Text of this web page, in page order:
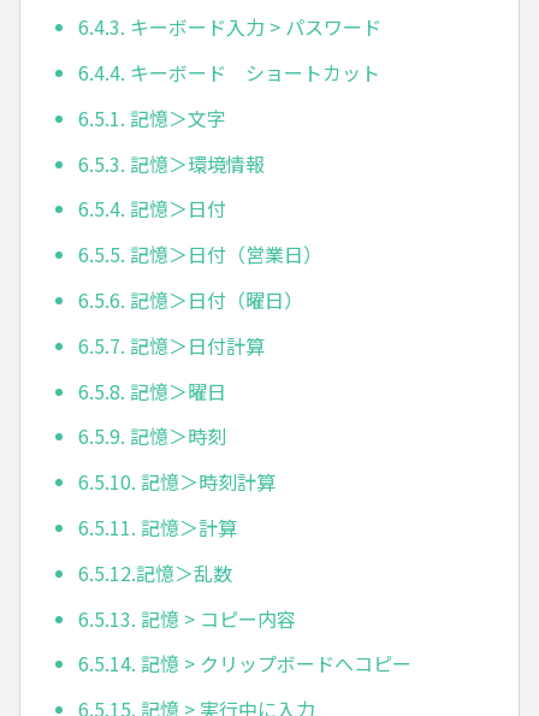
6.4.3. キーボード入力 > パスワード
6.4.4. キーボード ショートカット
6.5.1. 記憶＞文字
6.5.3. 記憶＞環境情報
6.5.4. 記憶＞日付
6.5.5. 記憶＞日付（営業日）
6.5.6. 記憶＞日付（曜日）
6.5.7. 記憶＞日付計算
6.5.8. 記憶＞曜日
6.5.9. 記憶＞時刻
6.5.10. 記憶＞時刻計算
6.5.11. 記憶＞計算
6.5.12.記憶＞乱数
6.5.13. 記憶 > コピー内容
6.5.14. 記憶 > クリップボードへコピー
6.5.15. 記憶 > 実行中に入力